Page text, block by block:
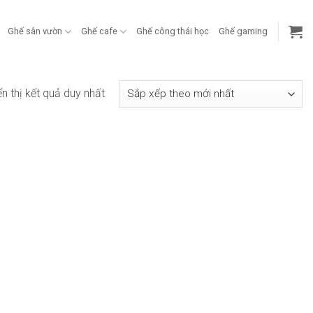
Ghế sân vườn Ghế cafe Ghế công thái học Ghế gaming
thị kết quả duy nhất